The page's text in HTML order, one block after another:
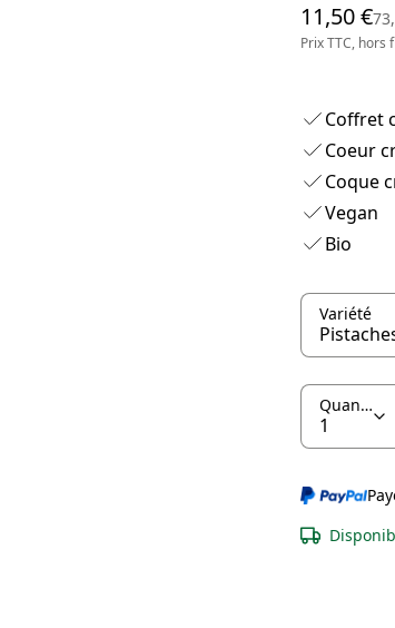
11,50 €
Prix TTC,
Coffret
Coeur
Coque
Vegan
Bio
Variété
Quantité